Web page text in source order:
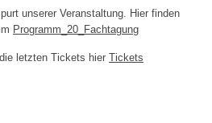
unserer Veranstaltung. Hier finden
Programm_20_Fachtagung
letzten Tickets hier Tickets